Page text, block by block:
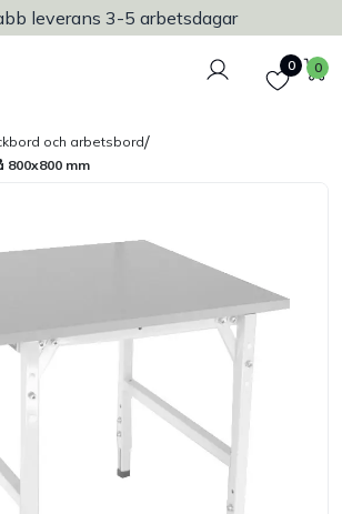
leverans 3-5 arbetsdagar
Logga in
Favoriter
0 0
bakformar
och arbetsbord/
mm